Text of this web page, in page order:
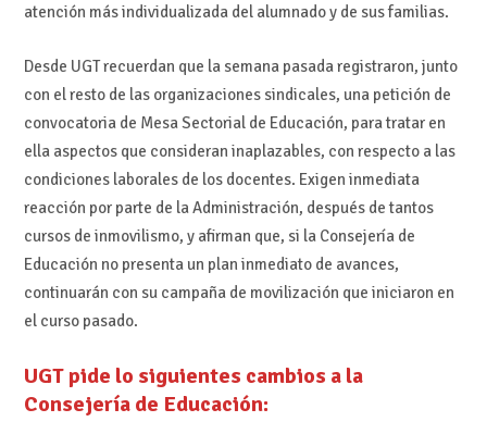
atención más individualizada del alumnado y de sus familias.
Desde UGT recuerdan que la semana pasada registraron, junto
con el resto de las organizaciones sindicales, una petición de
convocatoria de Mesa Sectorial de Educación, para tratar en
ella aspectos que consideran inaplazables, con respecto a las
condiciones laborales de los docentes. Exigen inmediata
reacción por parte de la Administración, después de tantos
cursos de inmovilismo, y afirman que, si la Consejería de
Educación no presenta un plan inmediato de avances,
continuarán con su campaña de movilización que iniciaron en
el curso pasado.
UGT pide lo siguientes cambios a la
Consejería de Educación: